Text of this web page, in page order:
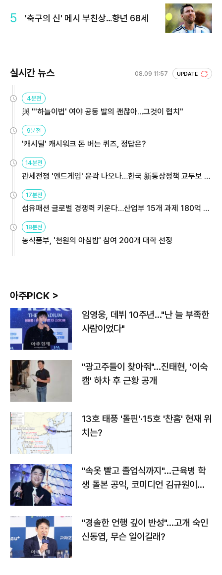
5 '축구의 신' 메시 부친상…향년 68세
실시간 뉴스 08.09 11:57 UPDATE
4분전
與 "'하늘이법' 여야 공동 발의 괜찮아…그것이 협치"
9분전
'캐시딜' 캐시워크 돈 버는 퀴즈, 정답은?
14분전
관세전쟁 '엔드게임' 윤곽 나오나…한국 新통상정책 교두보 활
17분전
섬유패션 글로벌 경쟁력 키운다…산업부 15개 과제 180억 지
18분전
농식품부, '천원의 아침밥' 참여 200개 대학 선정
아주PICK >
임영웅, 데뷔 10주년…"난 늘 부족한
사람이었다"
"광고주들이 찾아줘"…진태현, '이숙
캠' 하차 후 근황 공개
13호 태풍 '돌핀'·15호 '찬홈' 현재 위
치는?
"속옷 빨고 졸업식까지"…근육병 학
생 돌본 공익, 코미디언 김규원이었
"경솔한 언행 깊이 반성"…고개 숙인
신동엽, 무슨 일이길래?